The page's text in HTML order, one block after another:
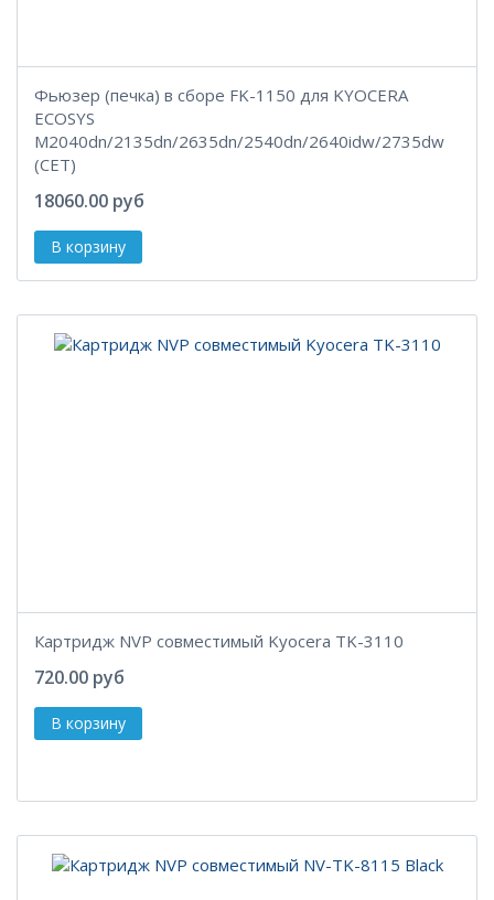
Фьюзер (печка) в сборе FK-1150 для KYOCERA
ECOSYS
M2040dn/2135dn/2635dn/2540dn/2640idw/2735dw
(CET)
18060.00 руб
Картридж NVP совместимый Kyocera TK-3110
720.00 руб